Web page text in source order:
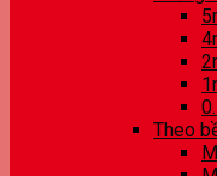
Theo